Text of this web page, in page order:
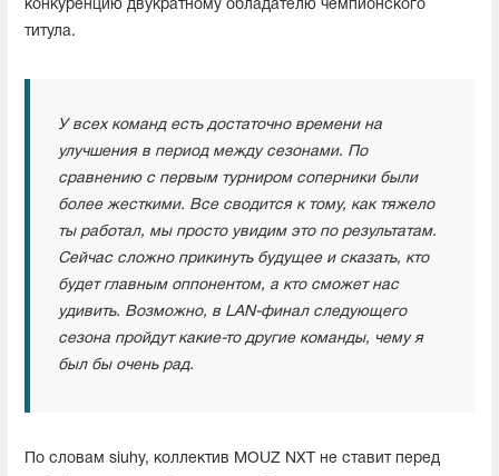
конкуренцию двукратному обладателю чемпионского
титула.
У всех команд есть достаточно времени на
улучшения в период между сезонами. По
сравнению с первым турниром соперники были
более жесткими. Все сводится к тому, как тяжело
ты работал, мы просто увидим это по результатам.
Сейчас сложно прикинуть будущее и сказать, кто
будет главным оппонентом, а кто сможет нас
удивить. Возможно, в LAN-финал следующего
сезона пройдут какие-то другие команды, чему я
был бы очень рад.
По словам siuhy, коллектив MOUZ NXT не ставит перед